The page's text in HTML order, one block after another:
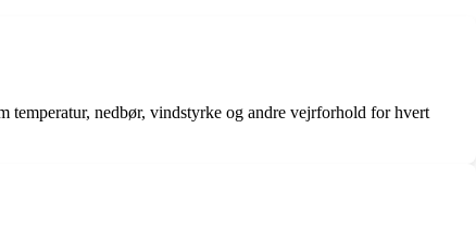
nedbør, vindstyrke og andre vejrforhold for hvert